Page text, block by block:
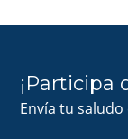
¡Participa
Envía tu